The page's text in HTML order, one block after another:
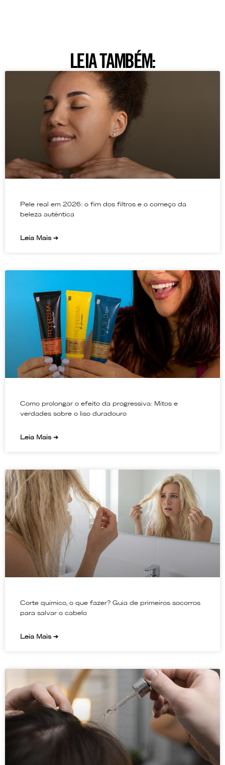
LEIA TAMBÉM:
Pele real em 2026: o fim dos filtros e o começo da
beleza autêntica
Leia Mais ➔
Como prolongar o efeito da progressiva: Mitos e
verdades sobre o liso duradouro
Leia Mais ➔
Corte químico, o que fazer? Guia de primeiros socorros
para salvar o cabelo
Leia Mais ➔